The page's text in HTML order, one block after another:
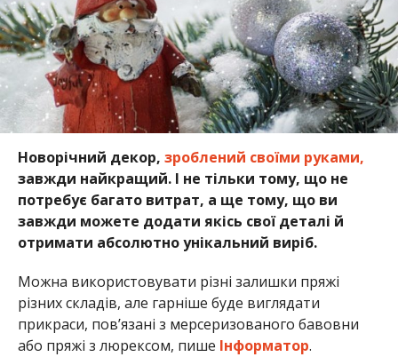
Новорічний декор, зроблений своїми руками,
завжди найкращий. І не тільки тому, що не
потребує багато витрат, а ще тому, що ви
завжди можете додати якісь свої деталі й
отримати абсолютно унікальний виріб.
Можна використовувати різні залишки пряжі
різних складів, але гарніше буде виглядати
прикраси, пов’язані з мерсеризованого бавовни
або пряжі з люрексом, пише Інформатор.